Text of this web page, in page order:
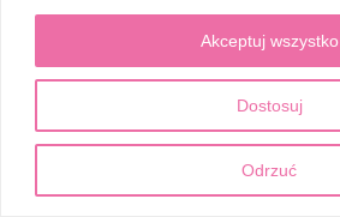
Dostosuj
Odrzuć
Akceptuj wszystko
© 2026 Corten Medic